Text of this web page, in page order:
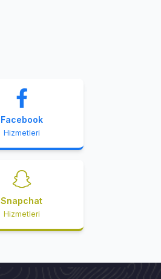
Facebook
Hizmetleri
Snapchat
Hizmetleri